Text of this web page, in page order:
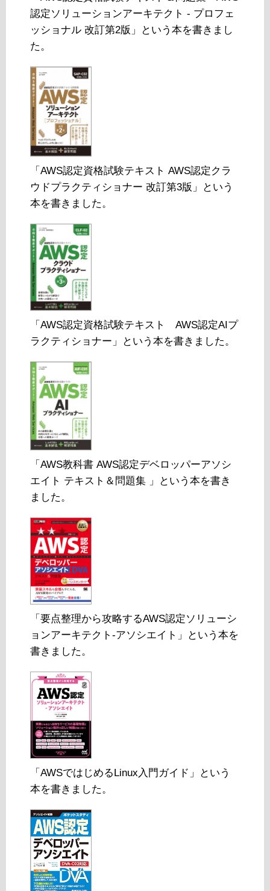
認定ソリューションアーキテクト - プロフェ
ッショナル 改訂第2版」という本を書きまし
た。
「AWS認定資格試験テキスト AWS認定クラ
ウドプラクティショナー 改訂第3版」という
本を書きました。
「AWS認定資格試験テキスト AWS認定AIプ
ラクティショナー」という本を書きました。
「AWS教科書 AWS認定デベロッパーアソシ
エイト テキスト＆問題集 」という本を書き
ました。
「要点整理から攻略するAWS認定ソリューシ
ョンアーキテクト-アソシエイト」という本を
書きました。
「AWSではじめるLinux入門ガイド」という
本を書きました。